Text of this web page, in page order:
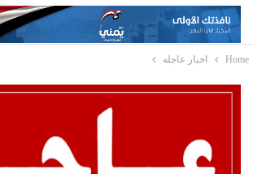
Home اخبار عاجله